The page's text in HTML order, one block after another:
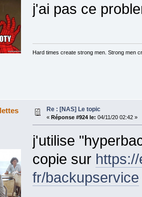
j'ai pas ce
Hard times create strong men. Strong men
Re : [NAS] Le topic
« Réponse #924 le: 04/11/20 02:42 »
j'utilise
copie sur
fr/backupservice